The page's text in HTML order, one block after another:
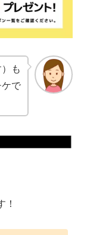
も
で
！